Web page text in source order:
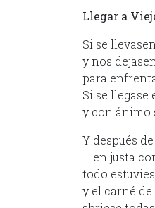
Llegar a
Si se
y nos
para
Si se llegase
y con ánimo
Y después
– en justa
todo
y el carné